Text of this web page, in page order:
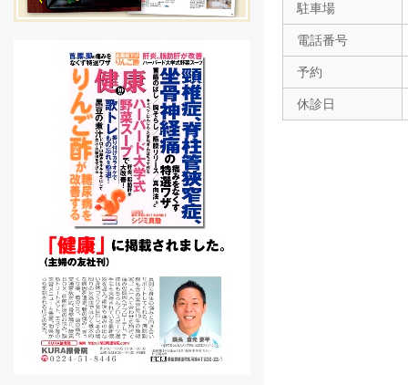
駐車場
電話番号
予約
休診日